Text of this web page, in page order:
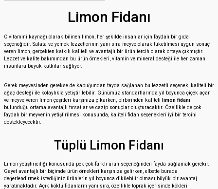
Limon Fidanı
C vitamini kaynağı olarak bilinen limon, her şekilde insanlar için faydalı bir gıda
seçeneğidir. Salata ve yemek lezzetlerinin yanı sıra meyve olarak tüketilmesi uygun sonuç
veren limon, gerçekten katkılı kaliteli ve avantajlı bir ürün tercih olarak ortaya çıkmıştır.
Lezzet ve kalite bakımından bu ürün örnekleri, vitamin ve mineral desteği ile her zaman
insanlara büyük katkılar sağlıyor.
Gerek meyvesinden gerekse de kabuğundan fayda sağlanan bu lezzetli seçenek, kaliteli bir
ağaç desteği ile kolaylıkla yetiştirilebilir. Günümüz standartlarında yıl boyunca çiçek açan
ve meyve veren limon çeşitleri karşınıza çıkarken, birbirinden kaliteli
limon fidanı
bulunduğu ortama avantajlı fırsatlar ve cazip sonuçlar oluşturacaktır. Özellikle de çok
faydalı bir meyvenin yetiştirilmesi konusunda, kaliteli fidan seçenekleri iyi bir tercihi
destekleyecektir.
Tüplü Limon Fidanı
Limon yetiştiriciliği konusunda pek çok farklı ürün seçeneğinden fayda sağlamak gerekir.
Gayet avantajlı bir biçimde ürün örnekleri karşınıza gelirken, elbette burada
değerlendirmek istediğiniz ürünlerin yıl boyunca dikilebilir olması büyük bir avantaj
yaratmaktadır. Açık köklü fidanların yanı sıra, özellikle toprak içerisinde kökleri